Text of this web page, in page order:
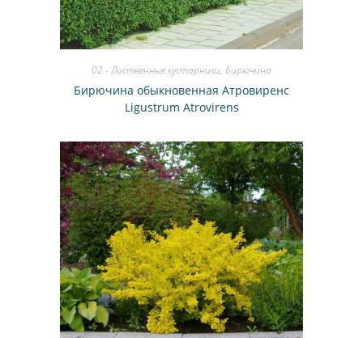
02 - Лиственные кустарники, Бирючина
Бирючина обыкновенная Атровиренс
Ligustrum Atrovirens